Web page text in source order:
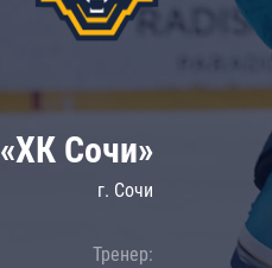
Локомотив
ЦСКА
Шанхайские Драконы
«ХК Сочи»
г. Сочи
Тренер: